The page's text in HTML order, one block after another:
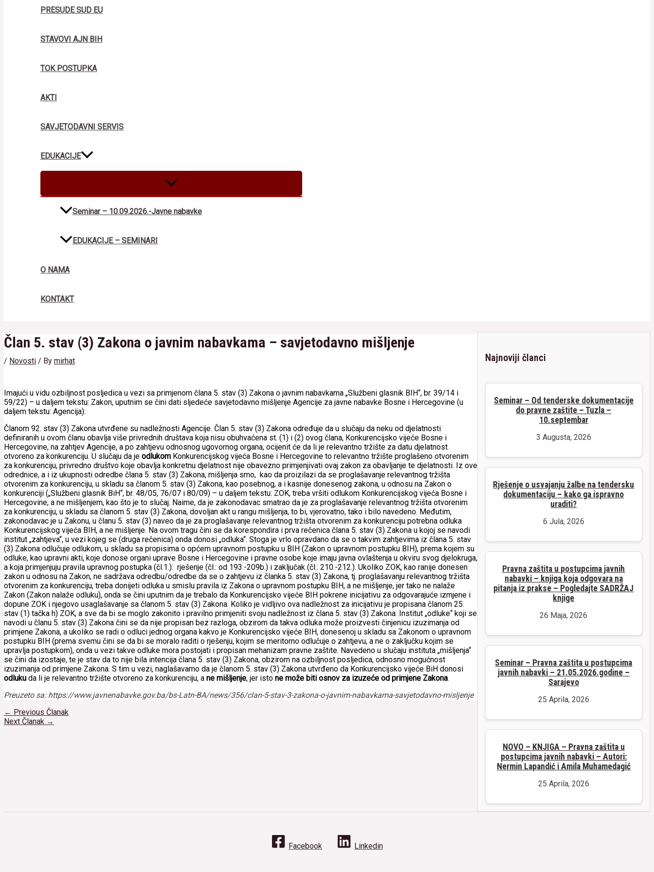
PRESUDE SUD EU
STAVOVI AJN BIH
TOK POSTUPKA
AKTI
SAVJETODAVNI SERVIS
EDUKACIJE
MENU
TOGGLE
Seminar – 10.09.2026.-Javne nabavke
EDUKACIJE – SEMINARI
O NAMA
KONTAKT
Član 5. stav (3) Zakona o javnim nabavkama – savjetodavno mišljenje
/ Novosti / By mirhat
Imajući u vidu ozbiljnost posljedica u vezi sa primjenom člana 5. stav (3) Zakona o javnim nabavkama „Službeni glasnik BIH“, br. 39/14 i
59/22) – u daljem tekstu: Zakon, uputnim se čini dati sljedeće savjetodavno mišljenje Agencije za javne nabavke Bosne i Hercegovine (u
daljem tekstu: Agencija):
Članom 92. stav (3) Zakona utvrđene su nadležnosti Agencije. Član 5. stav (3) Zakona određuje da u slučaju da neku od djelatnosti
definiranih u ovom članu obavlja više privrednih društava koja nisu obuhvaćena st. (1) i (2) ovog člana, Konkurencijsko vijeće Bosne i
Hercegovine, na zahtjev Agencije, a po zahtjevu odnosnog ugovornog organa, ocijenit će da li je relevantno tržište za datu djelatnost
otvoreno za konkurenciju. U slučaju da je odlukom Konkurencijskog vijeća Bosne i Hercegovine to relevantno tržište proglašeno otvorenim
za konkurenciju, privredno društvo koje obavlja konkretnu djelatnost nije obavezno primjenjivati ovaj zakon za obavljanje te djelatnosti. Iz ove
odrednice, a i iz ukupnosti odredbe člana 5. stav (3) Zakona, mišljenja smo, kao da proizilazi da se proglašavanje relevantnog tržišta
otvorenim za konkurenciju, u skladu sa članom 5. stav (3) Zakona, kao posebnog, a i kasnije donesenog zakona, u odnosu na Zakon o
konkurenciji („Službeni glasnik BiH“, br. 48/05, 76/07 i 80/09) – u daljem tekstu: ZOK, treba vršiti odlukom Konkurencijskog vijeća Bosne i
Hercegovine, a ne mišljenjem, kao što je to slučaj. Naime, da je zakonodavac smatrao da je za proglašavanje relevantnog tržišta otvorenim
za konkurenciju, u skladu sa članom 5. stav (3) Zakona, dovoljan akt u rangu mišljenja, to bi, vjerovatno, tako i bilo navedeno. Međutim,
zakonodavac je u Zakonu, u članu 5. stav (3) naveo da je za proglašavanje relevantnog tržišta otvorenim za konkurenciju potrebna odluka
Konkurencijskog vijeća BIH, a ne mišljenje. Na ovom tragu čini se da korespondira i prva rečenica člana 5. stav (3) Zakona u kojoj se navodi
institut „zahtjeva“, u vezi kojeg se (druga rečenica) onda donosi „odluka“. Stoga je vrlo opravdano da se o takvim zahtjevima iz člana 5. stav
(3) Zakona odlučuje odlukom, u skladu sa propisima o općem upravnom postupku u BIH (Zakon o upravnom postupku BIH), prema kojem su
odluke, kao upravni akti, koje donose organi uprave Bosne i Hercegovine i pravne osobe koje imaju javna ovlaštenja u okviru svog djelokruga,
a koja primjenjuju pravila upravnog postupka (čl.1.): rješenje (čl.: od 193.-209b.) i zaključak (čl.: 210.-212.). Ukoliko ZOK, kao ranije donesen
zakon u odnosu na Zakon, ne sadržava odredbu/odredbe da se o zahtjevu iz članka 5. stav (3) Zakona, tj. proglašavanju relevantnog tržišta
otvorenim za konkurenciju, treba donijeti odluka u smislu pravila iz Zakona o upravnom postupku BIH, a ne mišljenje, jer tako ne nalaže
Zakon (Zakon nalaže odluku), onda se čini uputnim da je trebalo da Konkurencijsko vijeće BIH pokrene inicijativu za odgovarajuće izmjene i
dopune ZOK i njegovo usaglašavanje sa članom 5. stav (3) Zakona. Koliko je vidljivo ova nadležnost za inicijativu je propisana članom 25.
stav (1) tačka h) ZOK, a sve da bi se moglo zakonito i pravilno primjeniti svoju nadležnost iz člana 5. stav (3) Zakona. Institut „odluke“ koji se
navodi u članu 5. stav (3) Zakona čini se da nije propisan bez razloga, obzirom da takva odluka može proizvesti činjenicu izuzimanja od
primjene Zakona, a ukoliko se radi o odluci jednog organa kakvo je Konkurencijsko vijeće BIH, donesenoj u skladu sa Zakonom o upravnom
postupku BIH (prema svemu čini se da bi se moralo raditi o rješenju, kojim se meritorno odlučuje o zahtjevu, a ne o zaključku kojim se
upravlja postupkom), onda u vezi takve odluke mora postojati i propisan mehanizam pravne zaštite. Navedeno u slučaju instituta „mišljenja“
se čini da izostaje, te je stav da to nije bila intencija člana 5. stav (3) Zakona, obzirom na ozbiljnost posljedica, odnosno mogućnost
izuzimanja od primjene Zakona. S tim u vezi, naglašavamo da je članom 5. stav (3) Zakona utvrđeno da Konkurencijsko vijeće BiH donosi
odluku da li je relevantno tržište otvoreno za konkurenciju, a ne mišljenje, jer isto ne može biti osnov za izuzeće od primjene Zakona.
Preuzeto sa: https://www.javnenabavke.gov.ba/bs-Latn-BA/news/356/clan-5-stav-3-zakona-o-javnim-nabavkama-savjetodavno-misljenje
Navigacija
članaka
← Previous Članak
Next Članak →
Najnoviji članci
Seminar – Od tenderske dokumentacije
do pravne zaštite – Tuzla –
10.septembar
3 Augusta, 2026
Rješenje o usvajanju žalbe na tendersku
dokumentaciju – kako ga ispravno
uraditi?
6 Jula, 2026
Pravna zaštita u postupcima javnih
nabavki – knjiga koja odgovara na
pitanja iz prakse – Pogledajte SADRŽAJ
knjige
26 Maja, 2026
Seminar – Pravna zaštita u postupcima
javnih nabavki – 21.05.2026.godine –
Sarajevo
25 Aprila, 2026
NOVO – KNJIGA – Pravna zaštita u
postupcima javnih nabavki – Autori:
Nermin Lapandić i Amila Muhamedagić
25 Aprila, 2026
Facebook Linkedin